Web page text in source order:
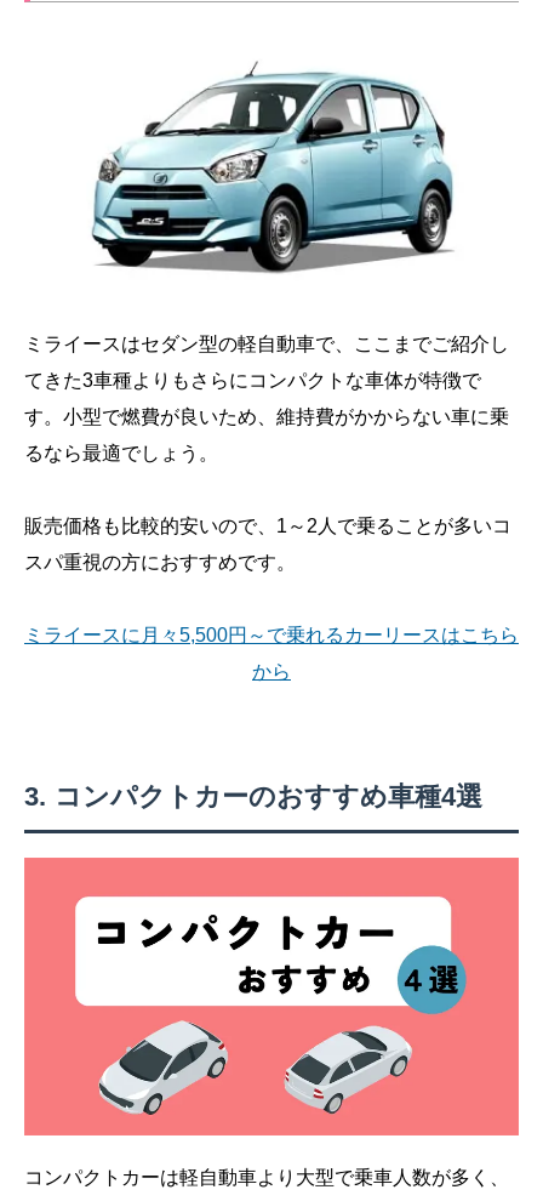
ミライースはセダン型の軽自動車で、ここまでご紹介し
てきた3車種よりもさらにコンパクトな車体が特徴で
す。小型で燃費が良いため、維持費がかからない車に乗
るなら最適でしょう。
販売価格も比較的安いので、1～2人で乗ることが多いコ
スパ重視の方におすすめです。
ミライースに月々5,500円～で乗れるカーリースはこちら
から
コンパクトカーのおすすめ車種4選
コンパクトカーは軽自動車より大型で乗車人数が多く、